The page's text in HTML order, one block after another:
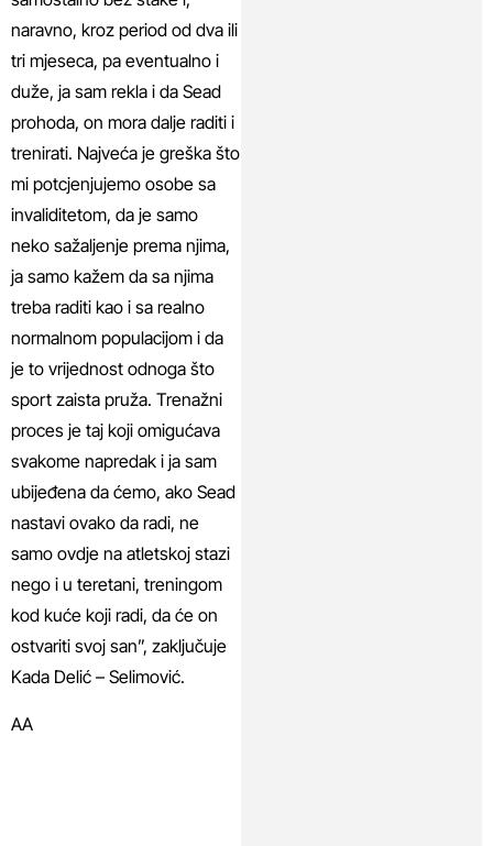
naravno, kroz period od dva ili
tri mjeseca, pa eventualno i
duže, ja sam rekla i da Sead
prohoda, on mora dalje raditi i
trenirati. Najveća je greška što
mi potcjenjujemo osobe sa
invaliditetom, da je samo
neko sažaljenje prema njima,
ja samo kažem da sa njima
treba raditi kao i sa realno
normalnom populacijom i da
je to vrijednost odnoga što
sport zaista pruža. Trenažni
proces je taj koji omigućava
svakome napredak i ja sam
ubijeđena da ćemo, ako Sead
nastavi ovako da radi, ne
samo ovdje na atletskoj stazi
nego i u teretani, treningom
kod kuće koji radi, da će on
ostvariti svoj san”, zaključuje
Kada Delić – Selimović.
AA